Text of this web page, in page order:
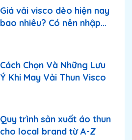
Giá vải visco dẻo hiện nay
bao nhiêu? Có nên nhập
Cách Chọn Và Những Lưu
Ý Khi May Vải Thun Visco
Quy trình sản xuất áo thun
cho local brand từ A-Z